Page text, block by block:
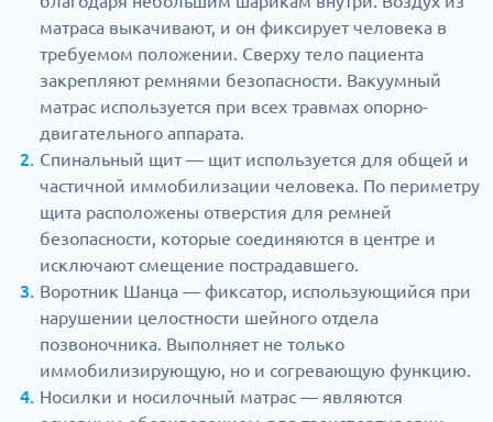
матраса выкачивают, и он фиксирует человека в
требуемом положении. Сверху тело пациента
закрепляют ремнями безопасности. Вакуумный
матрас используется при всех травмах опорно-
двигательного аппарата.
Спинальный щит — щит используется для общей и
частичной иммобилизации человека. По периметру
щита расположены отверстия для ремней
безопасности, которые соединяются в центре и
исключают смещение пострадавшего.
Воротник Шанца — фиксатор, использующийся при
нарушении целостности шейного отдела
позвоночника. Выполняет не только
иммобилизирующую, но и согревающую функцию.
Носилки и носилочный матрас — являются